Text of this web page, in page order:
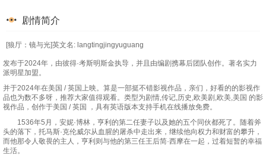
剧情简介
[狼厅：镜与光]英文名: langtingjingyuguang
发布于2024年，由彼得·考斯明斯金执导，并且由编剧携幕后团队创作。著名实力
派明星加盟。
并于2024年在美国 / 英国上映。算是一部挺不错影视作品，亲们，好看的的影视作
品也为数不多呀，推荐大家值得观看。类型为剧情,传记,历史,欧美剧,欧美,美国 的影
视作品，创作于美国 / 英国 ，具有英语版本支持手机在线播放免费。
1536年5月，安妮·博林，亨利的第二任妻子以及她的五个同伙都死了。随着斧
头的落下，托马斯·克伦威尔从血腥的屠杀中走出来，继续他向权力和财富的攀升，
而他那令人敬畏的主人，亨利则与他的第三任王后简·西摩在一起，过着短暂的幸福
生活。